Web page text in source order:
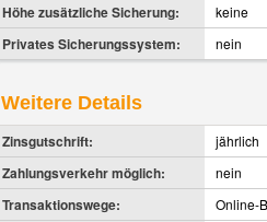
Höhe zusätzliche Sicherung: keine
Privates Sicherungssystem: nein
Weitere Details
Zinsgutschrift: jährlich
Zahlungsverkehr möglich: nein
Transaktionswege: Online-